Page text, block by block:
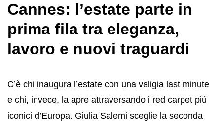
Cannes: l’estate parte in
prima fila tra eleganza,
lavoro e nuovi traguardi
C’è chi inaugura l’estate con una valigia last minute
e chi, invece, la apre attraversando i red carpet più
iconici d’Europa. Giulia Salemi sceglie la seconda